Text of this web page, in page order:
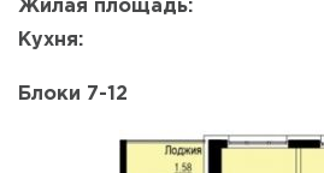
Жилая площадь:
Кухня:
Блоки 7-12